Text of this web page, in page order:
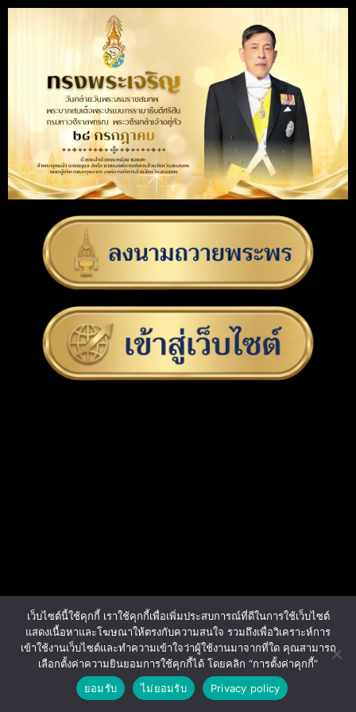
เว็บไซต์นี้ใช้คุกกี้ เราใช้คุกกี้เพื่อเพิ่มประสบการณ์ที่ดีในการใช้เว็บไซต์
แสดงเนื้อหาและโฆษณาให้ตรงกับความสนใจ รวมถึงเพื่อวิเคราะห์การ
เข้าใช้งานเว็บไซต์และทำความเข้าใจว่าผู้ใช้งานมาจากที่ใด คุณสามารถ
เลือกตั้งค่าความยินยอมการใช้คุกกี้ได้ โดยคลิก “การตั้งค่าคุกกี้”
ยอมรับ
ไม่ยอมรับ Privacy policy
ติดต่อสอบถาม
3